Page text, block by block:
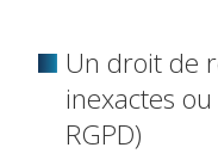
Un droit de
inexactes
RGPD)